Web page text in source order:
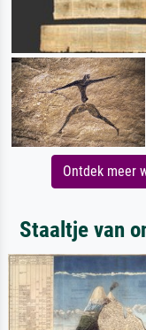
Ontdek meer
Staaltje van